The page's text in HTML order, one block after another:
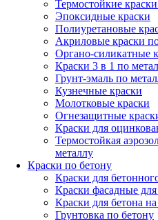
Термостойкие
Эпоксидные краски
Полиуретановые
Акриловые краски
Органо-силикатные
Краски 3 в 1 по
Грунт-эмаль по
Кузнечные краски
Молотковые краски
Огнезащитные
Краски для
Термостойкая
металлу
Краски по бетону
Краски для
Краски фасадные
Краски для бетона
Грунтовка по бетону